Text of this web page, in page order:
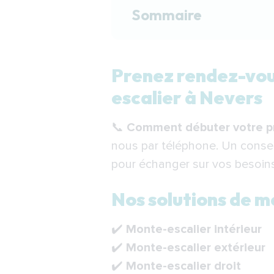
Sommaire
Prenez rendez-
Nos solutions de
Financer votre
Indépendance
Prenez rendez-
escalier à Nevers
📞 Comment débuter votre
nous par téléphone. Un
pour échanger sur vos
Nos solutions de
✔️ Monte-escalier intérieur
✔️ Monte-escalier extérieur
✔️ Monte-escalier droit